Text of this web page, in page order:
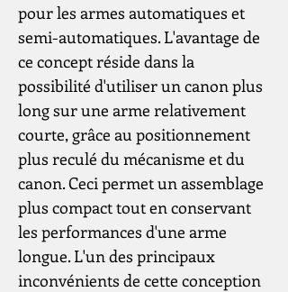
pour les armes automatiques et
semi-automatiques. L'avantage de
ce concept réside dans la
possibilité d'utiliser un canon plus
long sur une arme relativement
courte, grâce au positionnement
plus reculé du mécanisme et du
canon. Ceci permet un assemblage
plus compact tout en conservant
les performances d'une arme
longue. L'un des principaux
inconvénients de cette conception